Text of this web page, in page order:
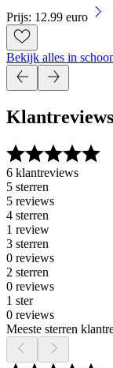
Prijs: 12.99 euro
Bekijk alles in
Klantreviews
6 klantreviews
5 sterren
5 reviews
4 sterren
1 review
3 sterren
0 reviews
2 sterren
0 reviews
1 ster
0 reviews
Meeste sterren